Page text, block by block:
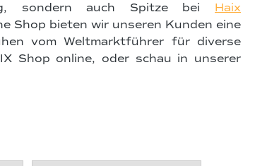
sondern auch Spitze bei Haix
Shop bieten wir unseren Kunden eine
vom Weltmarktführer für diverse
Shop online, oder schau in unserer